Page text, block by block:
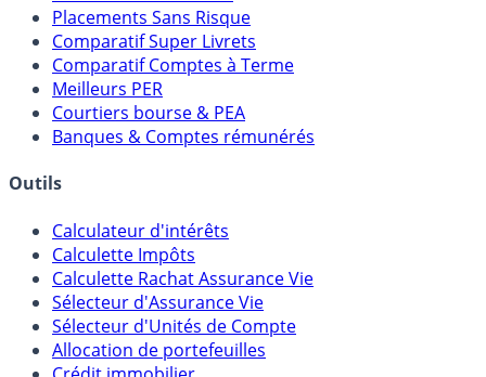
Meilleures Assurances-Vie
Meilleurs Fonds Euros
Placements Sans Risque
Comparatif Super Livrets
Comparatif Comptes à Terme
Meilleurs PER
Banques & Comptes rémunérés
Outils
Calculateur d'intérêts
Calculette Impôts
Calculette Rachat Assurance Vie
Sélecteur d'Assurance Vie
Sélecteur d'Unités de Compte